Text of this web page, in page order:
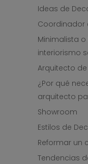
Ideas de
Coordinador
Minimalista o
interiorismo
Arquitecto
¿Por qué
arquitecto
Showroom
Estilos de
Reformar un
Tendencias